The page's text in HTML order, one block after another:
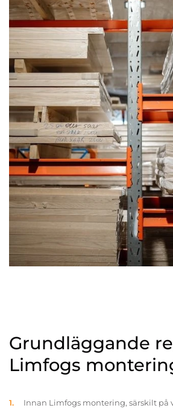
Grundläggande
Limfogs
Innan Limfogs montering, särskilt på